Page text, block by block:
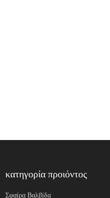
κατηγορία προιόντος
Σφαίρα Βαλβίδα